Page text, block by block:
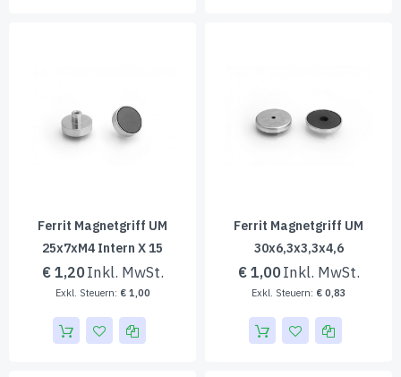
Ferrit Magnetgriff UM
25x7xM4 Intern X 15
€ 1,20
€ 1,00
Ferrit Magnetgriff UM
30x6,3x3,3x4,6
€ 1,00
€ 0,83